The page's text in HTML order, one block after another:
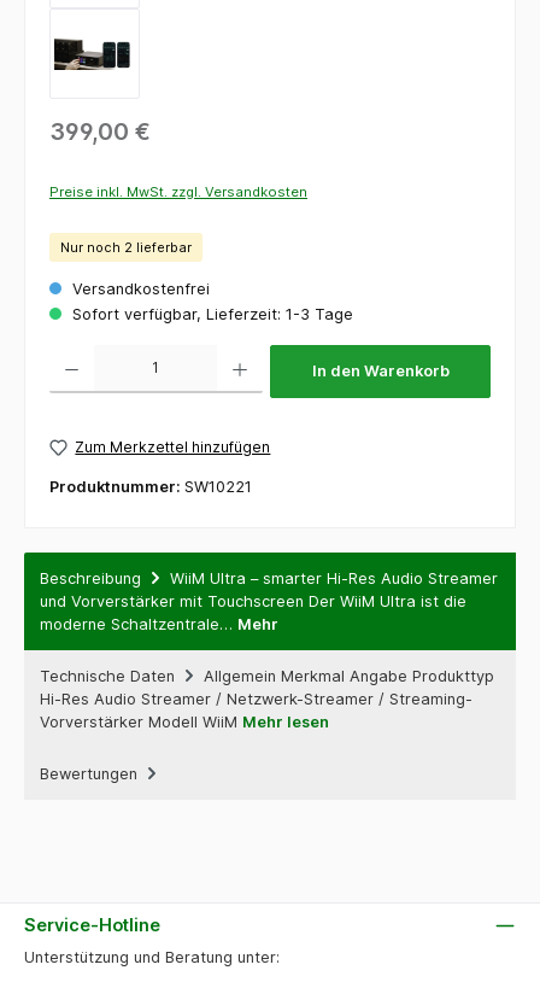
399,00 €
Preise inkl. MwSt. zzgl. Versandkosten
Nur noch 2 lieferbar
Versandkostenfrei
Sofort verfügbar, Lieferzeit: 1-3 Tage
In den Warenkorb
Zum Merkzettel hinzufügen
Produktnummer: SW10221
Beschreibung
WiiM Ultra – smarter Hi-Res Audio Streamer
und Vorverstärker mit Touchscreen Der WiiM Ultra ist die
moderne Schaltzentrale… Mehr
Technische Daten
Allgemein Merkmal Angabe Produkttyp
Hi-Res Audio Streamer / Netzwerk-Streamer / Streaming-
Vorverstärker Modell WiiM Mehr lesen
Bewertungen
Service-Hotline
Unterstützung und Beratung unter: